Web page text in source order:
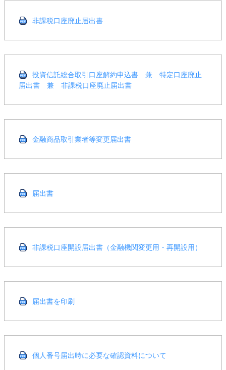
非課税口座廃止届出書
投資信託総合取引口座解約申込書 兼 特定口座廃止
届出書 兼 非課税口座廃止届出書
金融商品取引業者等変更届出書
届出書
非課税口座開設届出書（金融機関変更用・再開設用）
届出書を印刷
個人番号届出時に必要な確認資料について